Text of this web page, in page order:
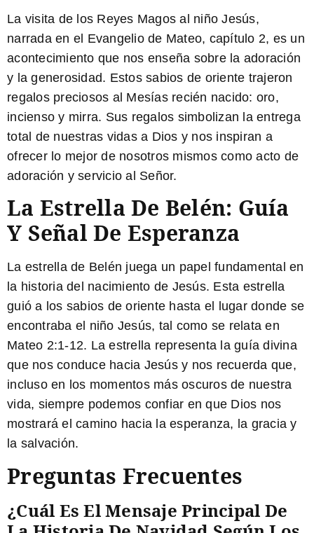
La visita de los Reyes Magos al niño Jesús,
narrada en el Evangelio de Mateo, capítulo 2, es un
acontecimiento que nos enseña sobre la adoración
y la generosidad. Estos sabios de oriente trajeron
regalos preciosos al Mesías recién nacido: oro,
incienso y mirra. Sus regalos simbolizan la entrega
total de nuestras vidas a Dios y nos inspiran a
ofrecer lo mejor de nosotros mismos como acto de
adoración y servicio al Señor.
La Estrella De Belén: Guía
Y Señal De Esperanza
La estrella de Belén juega un papel fundamental en
la historia del nacimiento de Jesús. Esta estrella
guió a los sabios de oriente hasta el lugar donde se
encontraba el niño Jesús, tal como se relata en
Mateo 2:1-12. La estrella representa la guía divina
que nos conduce hacia Jesúsy nos recuerda que,
incluso en los momentos más oscuros de nuestra
vida, siempre podemos confiar en que Dios nos
mostrará el camino hacia la esperanza, la gracia y
la salvación.
Preguntas Frecuentes
¿Cuál Es El Mensaje Principal De